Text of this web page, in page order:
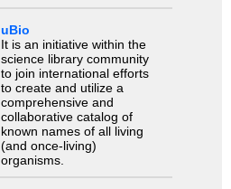
uBio
It is an initiative within the
science library community
to join international efforts
to create and utilize a
comprehensive and
collaborative catalog of
known names of all living
(and once-living)
organisms.